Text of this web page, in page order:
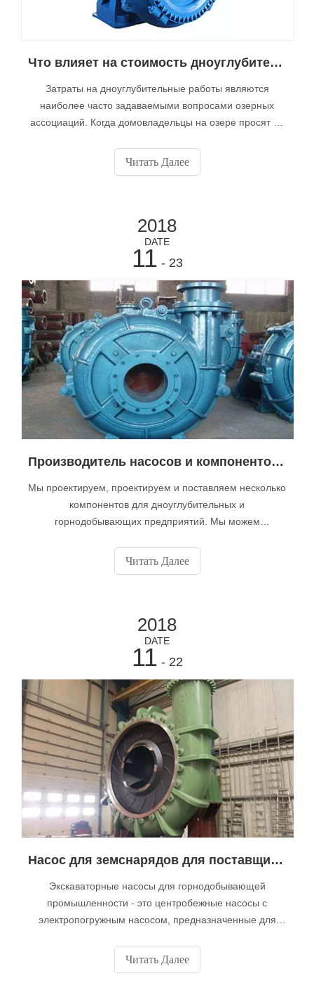
Что влияет на стоимость дноуглубительных насосов в Китае
Затраты на дноуглубительные работы являются
наиболее часто задаваемыми вопросами озерных
ассоциаций. Когда домовладельцы на озере просят их
дноуглубительных работ, первый вопрос, который мы
обычно задаем: «Сколько это стоит?» Есть три
Читать Далее
2018
DATE
11 - 23
Производитель насосов и компонентов драги
Мы проектируем, проектируем и поставляем несколько
компонентов для дноуглубительных и
горнодобывающих предприятий. Мы можем
драги, шаровые шарниры для драги, клапаны для
драгирования или трубы для драгирования со склада.
новых земснарядов. добавлять
Читать Далее
2018
DATE
11 - 22
Насос для земснарядов для поставщика горнодобывающей промышленности с высококачественным насосом Muyuan
Экскаваторные насосы для горнодобывающей
промышленности - это центробежные насосы с
электропогружным насосом, предназначенные для
горнодобывающей промышленности, тяжелой
промышленности, гражданском строительстве и
Читать Далее